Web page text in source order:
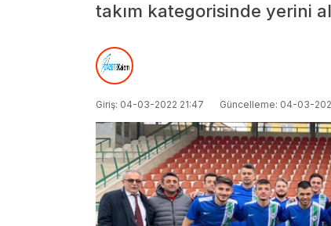
takım kategorisinde yerini
Giriş: 04-03-2022 21:47 Güncelleme: 04-03-